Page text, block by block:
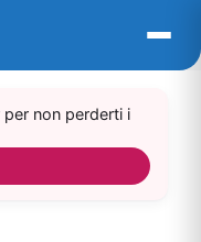
non perderti i